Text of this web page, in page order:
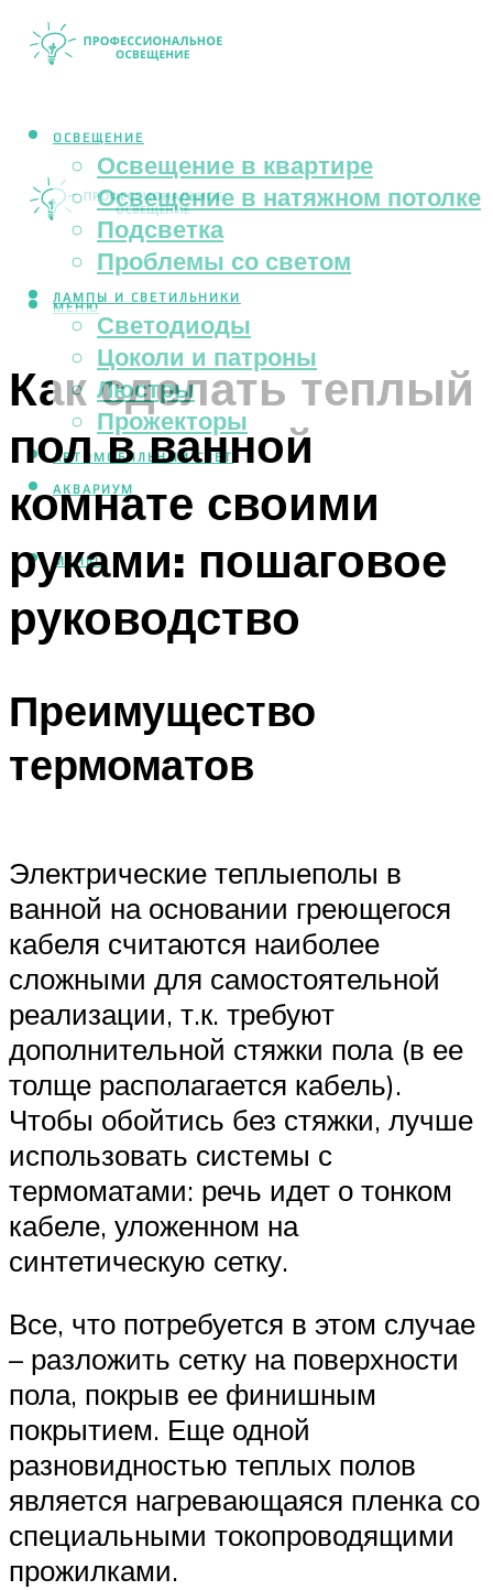
ОСВЕЩЕНИЕ
Освещение в квартире
Освещение в натяжном потолке
Подсветка
Проблемы со светом
ЛАМПЫ И СВЕТИЛЬНИКИ
Светодиоды
Цоколи и патроны
Люстры
Прожекторы
АВТОМОБИЛЬНЫЙ СВЕТ
АКВАРИУМ
МЕНЮ
МЕНЮ
Как сделать теплый
пол в ванной
комнате своими
руками: пошаговое
руководство
Преимущество
термоматов
Электрические теплыеполы в
ванной на основании греющегося
кабеля считаются наиболее
сложными для самостоятельной
реализации, т.к. требуют
дополнительной стяжки пола (в ее
толще располагается кабель).
Чтобы обойтись без стяжки, лучше
использовать системы с
термоматами: речь идет о тонком
кабеле, уложенном на
синтетическую сетку.
Все, что потребуется в этом случае
– разложить сетку на поверхности
пола, покрыв ее финишным
покрытием. Еще одной
разновидностью теплых полов
является нагревающаяся пленка со
специальными токопроводящими
прожилками.